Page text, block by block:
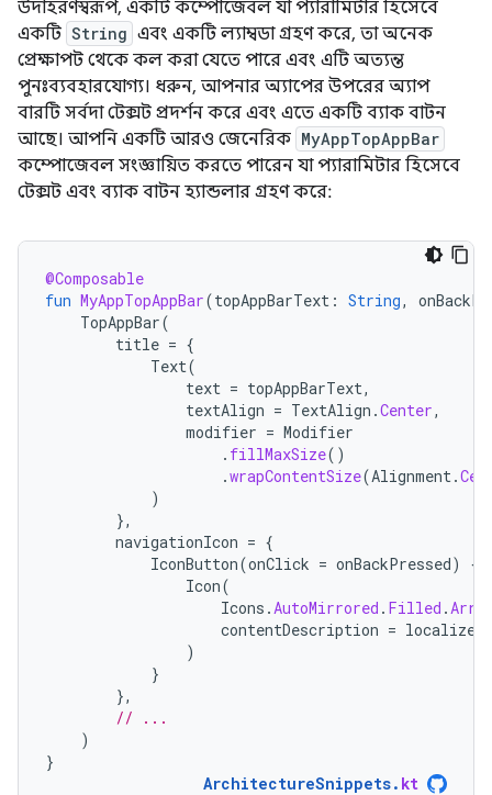
উদাহরণস্বরূপ, একটি কম্পোজেবল যা প্যারামিটার হিসেবে
একটি String এবং একটি ল্যাম্বডা গ্রহণ করে, তা অনেক
প্রেক্ষাপট থেকে কল করা যেতে পারে এবং এটি অত্যন্ত
পুনঃব্যবহারযোগ্য। ধরুন, আপনার অ্যাপের উপরের অ্যাপ
বারটি সর্বদা টেক্সট প্রদর্শন করে এবং এতে একটি ব্যাক বাটন
আছে। আপনি একটি আরও জেনেরিক MyAppTopAppBar
কম্পোজেবল সংজ্ঞায়িত করতে পারেন যা প্যারামিটার হিসেবে
টেক্সট এবং ব্যাক বাটন হ্যান্ডলার গ্রহণ করে:
@Composable
fun MyAppTopAppBar(topAppBarText : String,
TopAppBar(
title = {
Text(
text = topAppBarText,
textAlign = TextAlign .Center,
modifier = Modifier
. fillMaxSize()
.wrapContentSize(Alignment .
)
},
navigationIcon = {
IconButton(onClick = onBackPressed)
{
Icon(
Icons . AutoMirrored . Filled .
contentDescription =
)
}
},
// ...
)
}
ArchitectureSnippets. kt